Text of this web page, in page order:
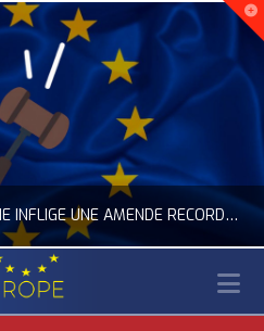
LA COMMISSION EUROPÉENNE INFLIGE UNE AMENDE RECORD À GOOGLE